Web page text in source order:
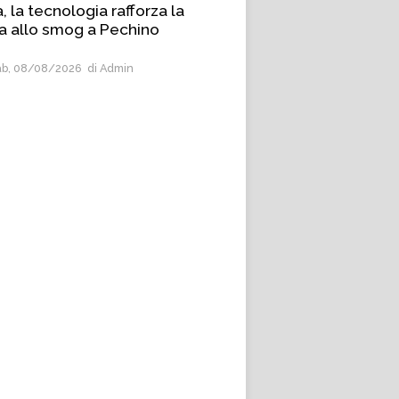
la tecnologia rafforza la
allo smog a Pechino
08/08/2026 di Admin